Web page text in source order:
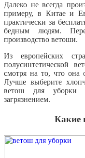
Далеко не всегда
примеру, в Китае и
практически за
бедным людям.
производство ветоши.
Из европейских
полусинтетической
смотря на то, что она
Лучше выберите
ветош для уборки
загрязнением.
Какие